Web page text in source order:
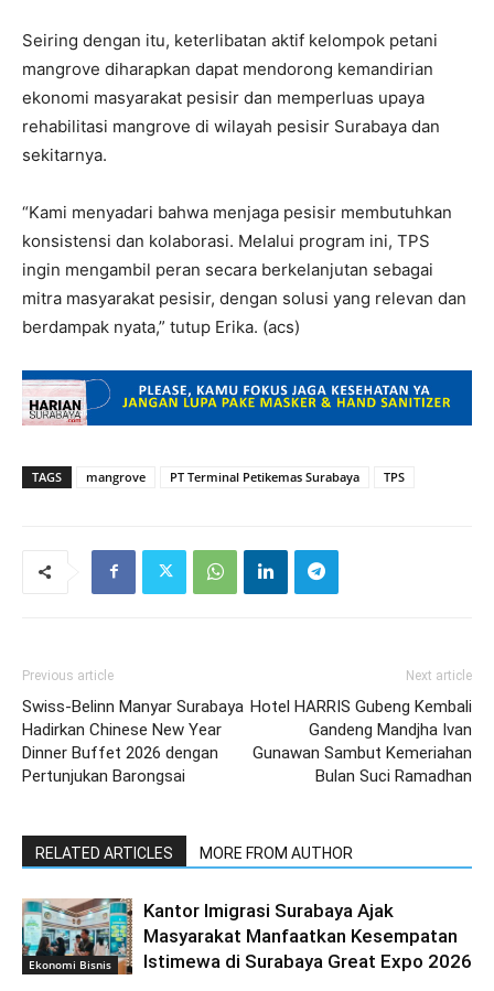
Seiring dengan itu, keterlibatan aktif kelompok petani
mangrove diharapkan dapat mendorong kemandirian
ekonomi masyarakat pesisir dan memperluas upaya
rehabilitasi mangrove di wilayah pesisir Surabaya dan
sekitarnya.
“Kami menyadari bahwa menjaga pesisir membutuhkan
konsistensi dan kolaborasi. Melalui program ini, TPS
ingin mengambil peran secara berkelanjutan sebagai
mitra masyarakat pesisir, dengan solusi yang relevan dan
berdampak nyata,” tutup Erika. (acs)
TAGS mangrove PT Terminal Petikemas Surabaya TPS
Previous article
Swiss-Belinn Manyar Surabaya
Hadirkan Chinese New Year
Dinner Buffet 2026 dengan
Pertunjukan Barongsai
Next article
Hotel HARRIS Gubeng Kembali
Gandeng Mandjha Ivan
Gunawan Sambut Kemeriahan
Bulan Suci Ramadhan
RELATED ARTICLES MORE FROM AUTHOR
Ekonomi Bisnis
Kantor Imigrasi Surabaya Ajak
Masyarakat Manfaatkan Kesempatan
Istimewa di Surabaya Great Expo 2026